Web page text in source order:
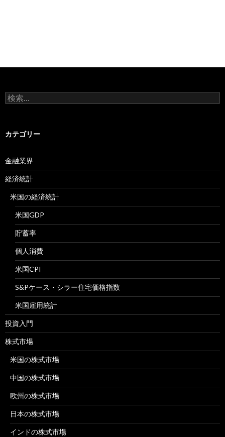
検
索:
カテゴリー
金融業界
経済統計
米国の経済統計
米国GDP
貯蓄率
個人消費
米国CPI
S&Pケース・シラー住宅価格指数
米国雇用統計
投資入門
株式市場
米国の株式市場
中国の株式市場
欧州の株式市場
日本の株式市場
インドの株式市場